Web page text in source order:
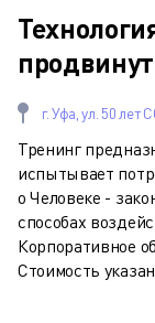
г. Уфа, ул. 50 лет
Тренинг
испытывает
о Человеке -
способах
Корпоративное
Стоимость